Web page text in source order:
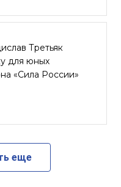
Третьяк
для юных
«Сила России»
еще